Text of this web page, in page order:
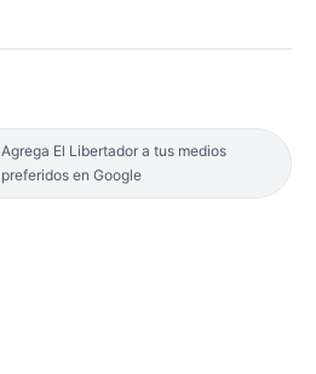
Agrega El Libertador a tus medios
preferidos en Google